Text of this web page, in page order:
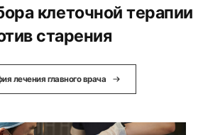
клеточной терапии
старения
лечения главного врача